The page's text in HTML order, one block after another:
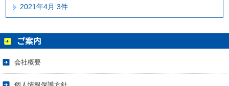
2021年4月 3件
会社概要